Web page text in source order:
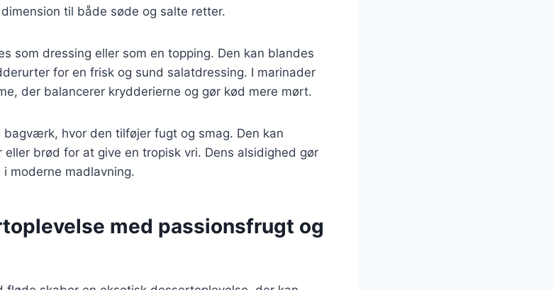
til både søde og salte retter.
som dressing eller som en topping. Den kan blandes
for en frisk og sund salatdressing. I marinader
der balancerer krydderierne og gør kød mere mørt.
hvor den tilføjer fugt og smag. Den kan
brød for at give en tropisk vri. Dens alsidighed gør
moderne madlavning.
med passionsfrugt og